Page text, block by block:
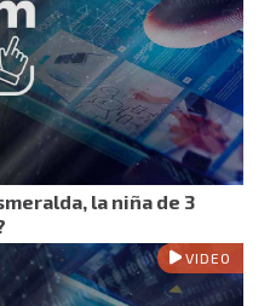
la niña de 3
VIDEO